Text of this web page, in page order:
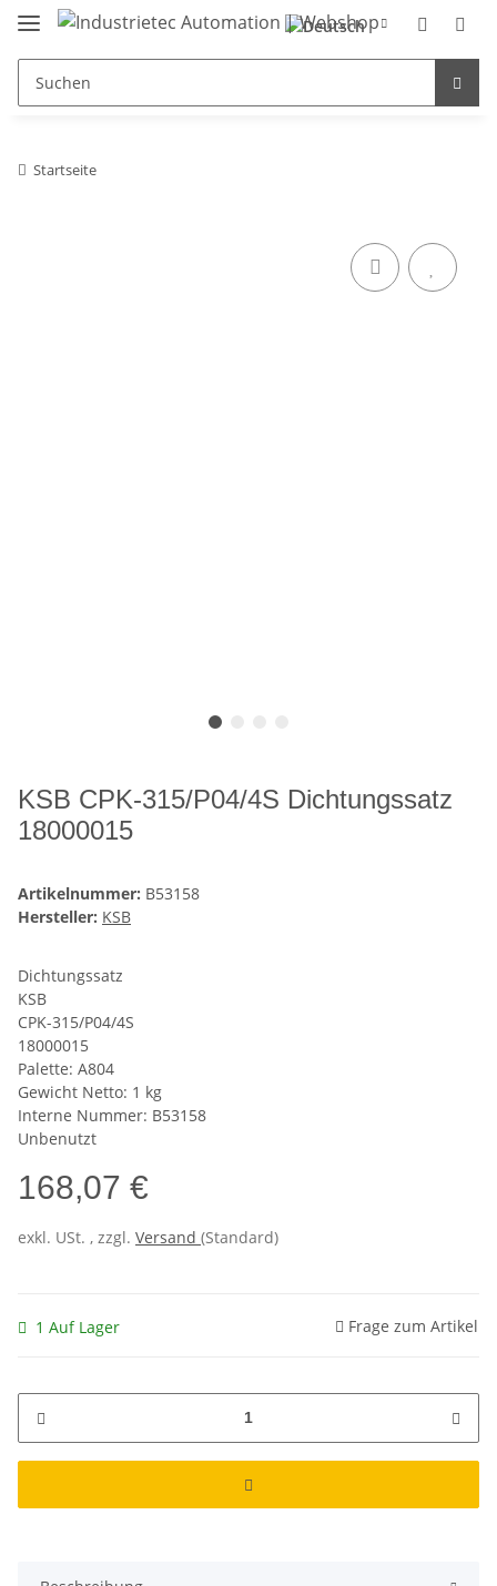
Startseite
KSB CPK-315/P04/4S Dichtungssatz
18000015
Artikelnummer: B53158
Hersteller: KSB
Dichtungssatz
KSB
CPK-315/P04/4S
18000015
Palette: A804
Gewicht Netto: 1 kg
Interne Nummer: B53158
Unbenutzt
168,07 €
exkl. USt. , zzgl. Versand (Standard)
1 Auf Lager Frage zum Artikel